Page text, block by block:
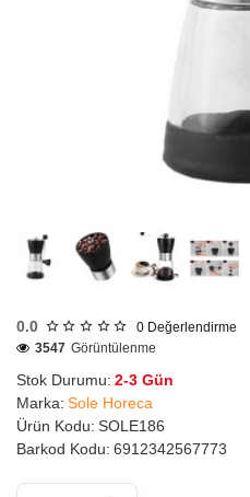
0.0 0 Değerlendirme
Stok Durumu: 2-3 Gün
Marka: Sole Horeca
Ürün Kodu: SOLE186
Barkod Kodu: 6912342567773
3547 Görüntülenme